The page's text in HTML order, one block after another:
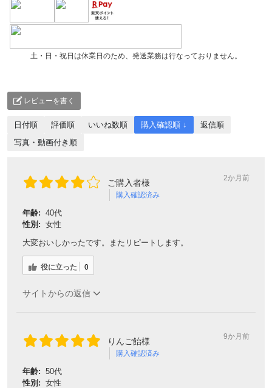
土・日・祝日は休業日のため、発送業務は行なっておりません。
レビューを書く
日付順 評価順 いいね数順 購入確認順 ↓
返信順
写真・動画付き順
ご購入者様
購入確認済み
2か月前
年齢: 40代
性別: 女性
大変おいしかったです。またリピートします。
役に立った 0
サイトからの返信
りんご飴様
購入確認済み
9か月前
年齢: 50代
性別: 女性